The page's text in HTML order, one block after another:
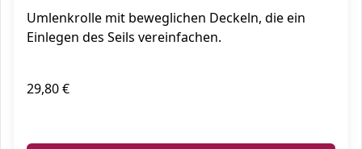
Umlenkrolle mit beweglichen Deckeln, die ein
Einlegen des Seils vereinfachen.
29,80 €